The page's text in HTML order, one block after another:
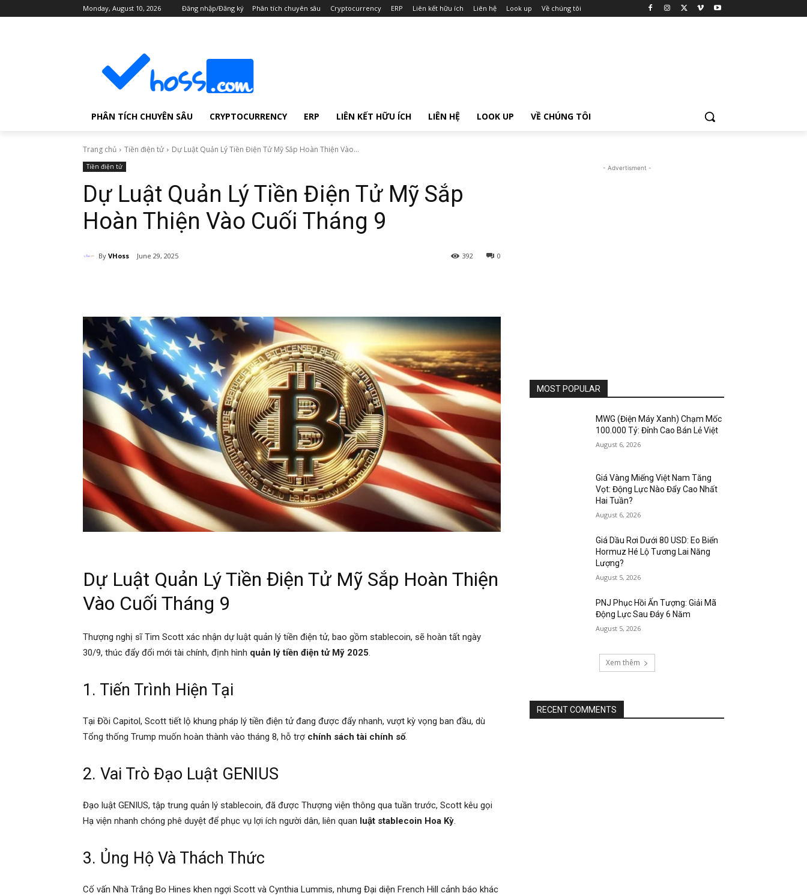
Monday, August 10, 2026 Đăng nhập/Đăng ký Phân tích chuyên sâu Cryptocurrency ERP Liên kết hữu ích Liên hệ Look up Về chúng tôi
PHÂN TÍCH CHUYÊN SÂU CRYPTOCURRENCY ERP LIÊN KẾT HỮU ÍCH LIÊN HỆ LOOK UP VỀ CHÚNG TÔI
Trang chủ Tiền điện tử Dự Luật Quản Lý Tiền Điện Tử Mỹ Sắp Hoàn Thiện Vào...
Tiền điện tử
Dự Luật Quản Lý Tiền Điện Tử Mỹ Sắp
Hoàn Thiện Vào Cuối Tháng 9
By VHoss June 29, 2025 0
392
Dự Luật Quản Lý Tiền Điện Tử Mỹ Sắp Hoàn Thiện
Vào Cuối Tháng 9
Thượng nghị sĩ Tim Scott xác nhận dự luật quản lý tiền điện tử, bao gồm stablecoin, sẽ hoàn tất ngày
30/9, thúc đẩy đổi mới tài chính, định hình quản lý tiền điện tử Mỹ 2025.
1. Tiến Trình Hiện Tại
Tại Đồi Capitol, Scott tiết lộ khung pháp lý tiền điện tử đang được đẩy nhanh, vượt kỳ vọng ban đầu, dù
Tổng thống Trump muốn hoàn thành vào tháng 8, hỗ trợ chính sách tài chính số.
2. Vai Trò Đạo Luật GENIUS
Đạo luật GENIUS, tập trung quản lý stablecoin, đã được Thượng viện thông qua tuần trước, Scott kêu gọi
Hạ viện nhanh chóng phê duyệt để phục vụ lợi ích người dân, liên quan luật stablecoin Hoa Kỳ.
3. Ủng Hộ Và Thách Thức
Cố vấn Nhà Trắng Bo Hines khen ngợi Scott và Cynthia Lummis, nhưng Đại diện French Hill cảnh báo khác
- Advertisment -
MOST POPULAR
MWG (Điện Máy Xanh) Chạm Mốc
100.000 Tỷ: Đỉnh Cao Bán Lẻ Việt
August 6, 2026
Giá Vàng Miếng Việt Nam Tăng
Vọt: Động Lực Nào Đẩy Cao Nhất
Hai Tuần?
August 6, 2026
Giá Dầu Rơi Dưới 80 USD: Eo Biển
Hormuz Hé Lộ Tương Lai Năng
Lượng?
August 5, 2026
PNJ Phục Hồi Ấn Tượng: Giải Mã
Động Lực Sau Đáy 6 Năm
August 5, 2026
Xem thêm
RECENT COMMENTS